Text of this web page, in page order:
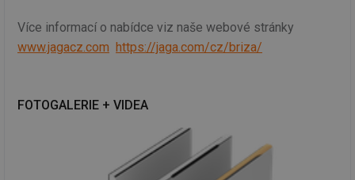
Více informací o nabídce viz naše webové stránky
www.jagacz.com https://jaga.com/cz/briza/
FOTOGALERIE + VIDEA